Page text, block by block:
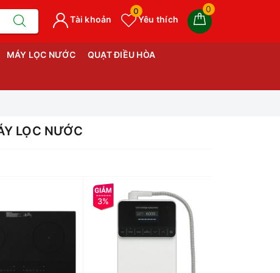
0
Yêu thích
0
Tài khoản
MÁY LỌC NƯỚC QUẠT ĐIỀU HÒA
LỌC NƯỚC
3%